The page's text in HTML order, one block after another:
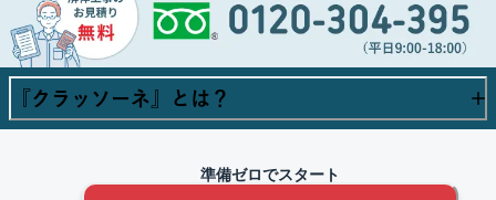
『クラッソーネ』とは？
準備ゼロでスタート